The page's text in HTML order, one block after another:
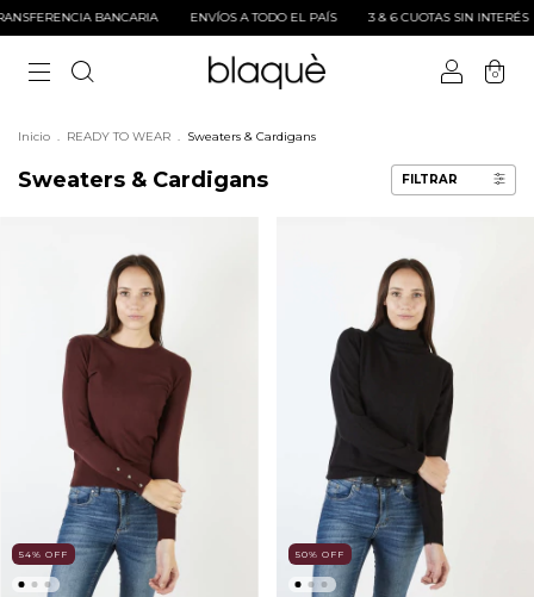
ENVÍOS A TODO EL PAÍS 3 & 6 CUOTAS SIN INTERÉS 10% OFF CON
0
Inicio . READY TO WEAR . Sweaters & Cardigans
Sweaters & Cardigans FILTRAR
54% OFF 50% OFF